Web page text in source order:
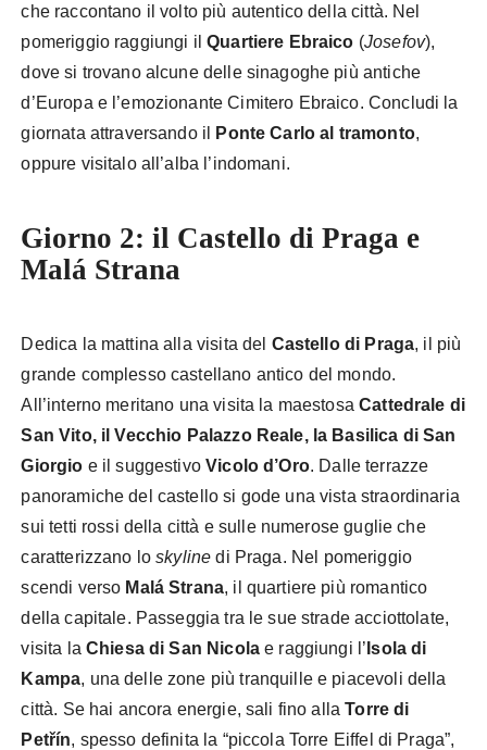
che raccontano il volto più autentico della città. Nel
pomeriggio raggiungi ilQuartiere Ebraico (Josefov),
dove si trovano alcune delle sinagoghe più antiche
d’Europa e l’emozionante Cimitero Ebraico. Concludi la
giornata attraversando il
Ponte Carlo al tramonto,
oppure visitalo all’alba l’indomani.
Giorno 2: il Castello di Praga e
Malá Strana
Dedica la mattina alla visita del Castello di Praga, il più
grande complesso castellano antico del mondo.
All’interno meritano una visita la maestosaCattedrale di
San Vito, il Vecchio Palazzo Reale, la Basilica di San
Giorgio e il suggestivoVicolo d’Oro. Dalle terrazze
panoramiche del castello si gode una vista straordinaria
sui tetti rossi della città e sulle numerose guglie che
caratterizzano loskyline di Praga. Nel pomeriggio
scendi verso Malá Strana, il quartiere più romantico
della capitale. Passeggia tra le sue strade acciottolate,
visita la Chiesa di San Nicolae raggiungi l’ Isola di
Kampa, una delle zone più tranquille e piacevoli della
città. Se hai ancora energie, sali fino allaTorre di
Petřín, spesso definita la “piccola Torre Eiffel di Praga”,